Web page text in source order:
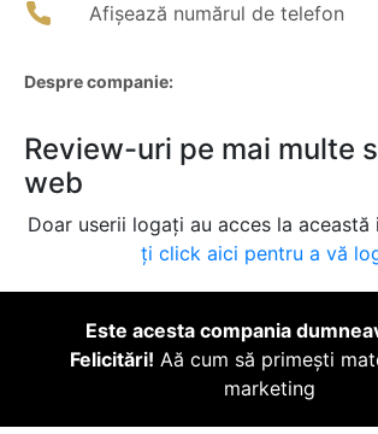
Afișează numărul de telefon
Despre companie:
Review-uri pe mai multe
web
Doar userii logați au acces la această
ți click aici pentru a vă
Este acesta compania
Felicitări! Aă cum să primești
marketing